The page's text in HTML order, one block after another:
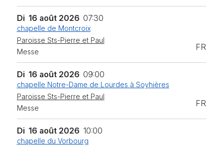
Di 16 août 2026 07:30
chapelle de Montcroix
Paroisse Sts-Pierre et Paul
Messe
FR
Di 16 août 2026 09:00
chapelle Notre-Dame de Lourdes à Soyhières
Paroisse Sts-Pierre et Paul
Messe
FR
Di 16 août 2026 10:00
chapelle du Vorbourg